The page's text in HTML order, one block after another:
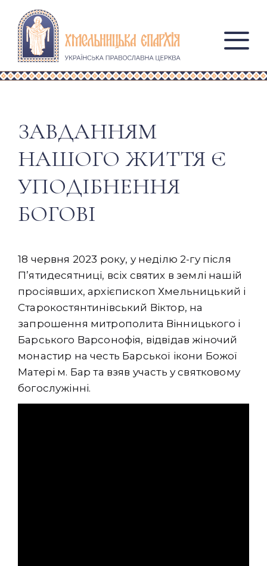
ЗАВДАННЯМ
НАШОГО ЖИТТЯ Є
УПОДІБНЕННЯ
БОГОВІ
18 червня 2023 року, у неділю 2-гу після
П’ятидесятниці, всіх святих в землі нашій
просіявших, архієпископ Хмельницький і
Старокостянтинівський Віктор, на
запрошення митрополита Вінницького і
Барського Варсонофія, відвідав жіночий
монастир на честь Барської ікони Божої
Матері м. Бар та взяв участь у святковому
богослужінні.